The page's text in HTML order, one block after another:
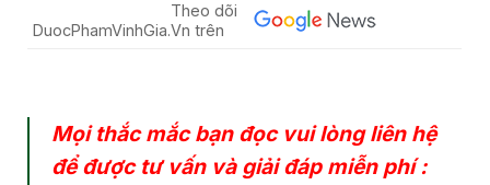
Theo dõi
DuocPhamVinhGia.Vn trên
Mọi thắc mắc bạn đọc vui lòng liên hệ
để được tư vấn và giải đáp miễn phí :